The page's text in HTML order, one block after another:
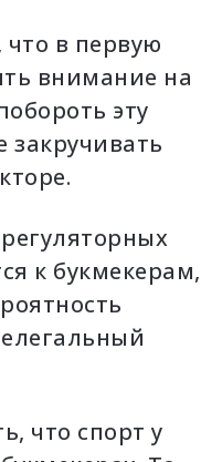
в первую
внимание на
эту
закручивать
к букмекерам,
что спорт у